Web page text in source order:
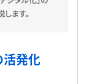
活発化